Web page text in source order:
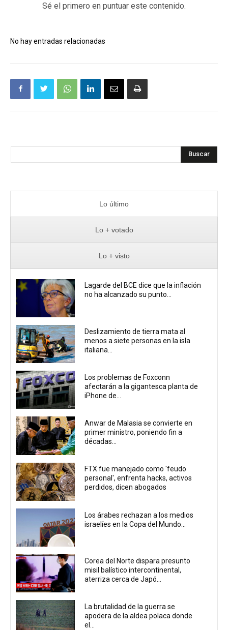
Sé el primero en puntuar este contenido.
No hay entradas relacionadas
Buscar
Lo último
Lo + votado
Lo + visto
Lagarde del BCE dice que la inflación
no ha alcanzado su punto...
Deslizamiento de tierra mata al
menos a siete personas en la isla
italiana...
Los problemas de Foxconn
afectarán a la gigantesca planta de
iPhone de...
Anwar de Malasia se convierte en
primer ministro, poniendo fin a
décadas...
FTX fue manejado como 'feudo
personal', enfrenta hacks, activos
perdidos, dicen abogados
Los árabes rechazan a los medios
israelíes en la Copa del Mundo...
Corea del Norte dispara presunto
misil balístico intercontinental,
aterriza cerca de Japó...
La brutalidad de la guerra se
apodera de la aldea polaca donde
el...